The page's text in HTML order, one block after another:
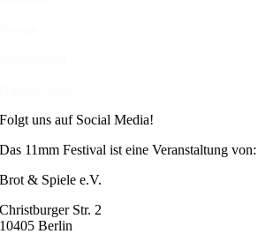
Folgt uns auf Social Media!
Das 11mm Festival ist eine Veranstaltung von:
Brot & Spiele e.V.
Christburger Str. 2
10405 Berlin